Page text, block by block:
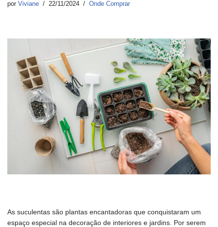
por Viviane 22/11/2024 Onde Comprar
As suculentas são plantas encantadoras que conquistaram um
espaço especial na decoração de interiores e jardins. Por serem